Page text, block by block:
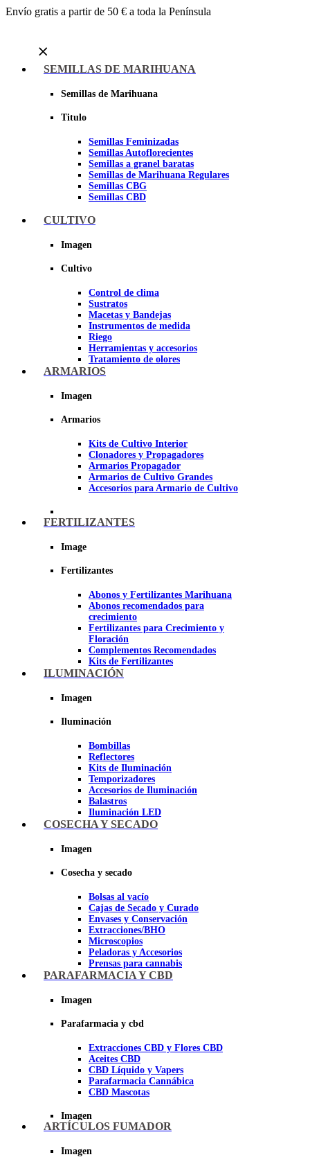
Envío gratis a partir de 50 € a toda la Península
SEMILLAS DE MARIHUANA
Semillas de Marihuana
Titulo
Semillas Feminizadas
Semillas Autoflorecientes
Semillas a granel baratas
Semillas de Marihuana Regulares
Semillas CBG
Semillas CBD
Sheer seeds
CULTIVO
Imagen
Cultivo
Control de clima
Sustratos
Macetas y Bandejas
Instrumentos de medida
Riego
Herramientas y accesorios
Tratamiento de olores
Insecticidas y fungicidas
Papel Reflectante para cultivo de
ARMARIOS
Imagen
Armarios
Kits de Cultivo Interior
Clonadores y Propagadores
Armarios Propagador
Armarios de Cultivo Grandes
Accesorios para Armario de Cultivo
FERTILIZANTES
Image
Fertilizantes
Abonos y Fertilizantes Marihuana
Abonos recomendados para
crecimiento
Fertilizantes para Crecimiento y
Floración
Complementos Recomendados
Kits de Fertilizantes
ILUMINACIÓN
Imagen
Iluminación
Bombillas
Reflectores
Kits de Iluminación
Temporizadores
Accesorios de Iluminación
Balastros
Iluminación LED
Iluminación LEC
COSECHA Y SECADO
Imagen
Cosecha y secado
Bolsas al vacío
Cajas de Secado y Curado
Envases y Conservación
Extracciones/BHO
Microscopios
Peladoras y Accesorios
Prensas para cannabis
Secadores de cogollos
PARAFARMACIA Y CBD
Imagen
Parafarmacia y cbd
Extracciones CBD y Flores CBD
Aceites CBD
CBD Líquido y Vapers
Parafarmacia Cannábica
CBD Mascotas
Imagen
ARTÍCULOS FUMADOR
Imagen